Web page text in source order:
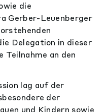
die
Gerber-Leuenberger
Delegation in dieser
an den
lag auf der
der
und Kindern sowie